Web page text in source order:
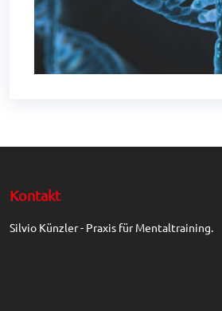
Kontakt
Silvio Künzler - Praxis für Mentaltraining.